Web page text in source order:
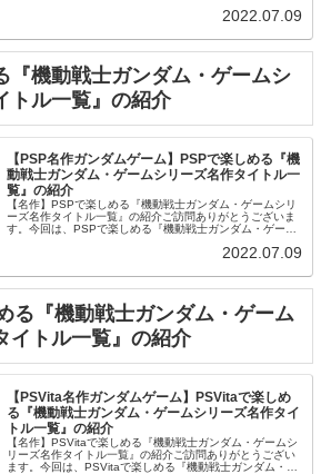
2022.07.09
『機動戦士ガンダム・ゲームシ
トル一覧』の紹介
【PSP名作ガンダムゲーム】PSPで楽しめる『機
動戦士ガンダム・ゲームシリーズ名作タイトル一
覧』の紹介
【名作】PSPで楽しめる『機動戦士ガンダム・ゲームシリ
ーズ名作タイトル一覧』の紹介ご訪問ありがとうございま
す。今回は、PSPで楽しめる『機動戦士ガンダム・ゲーム
2022.07.09
る『機動戦士ガンダム・ゲーム
イトル一覧』の紹介
【PSVita名作ガンダムゲーム】PSVitaで楽しめ
る『機動戦士ガンダム・ゲームシリーズ名作タイ
トル一覧』の紹介
【名作】PSVitaで楽しめる『機動戦士ガンダム・ゲームシ
リーズ名作タイトル一覧』の紹介ご訪問ありがとうござい
ます。今回は、PSVitaで楽しめる『機動戦士ガンダム・ゲ